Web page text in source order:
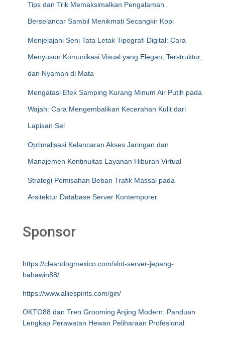
Tips dan Trik Memaksimalkan Pengalaman
Berselancar Sambil Menikmati Secangkir Kopi
Menjelajahi Seni Tata Letak Tipografi Digital: Cara
Menyusun Komunikasi Visual yang Elegan, Terstruktur,
dan Nyaman di Mata
Mengatasi Efek Samping Kurang Minum Air Putih pada
Wajah: Cara Mengembalikan Kecerahan Kulit dari
Lapisan Sel
Optimalisasi Kelancaran Akses Jaringan dan
Manajemen Kontinuitas Layanan Hiburan Virtual
Strategi Pemisahan Beban Trafik Massal pada
Arsitektur Database Server Kontemporer
Sponsor
https://cleandogmexico.com/slot-server-jepang-
hahawin88/
https://www.alliespirits.com/gin/
OKTO88 dan Tren Grooming Anjing Modern: Panduan
Lengkap Perawatan Hewan Peliharaan Profesional